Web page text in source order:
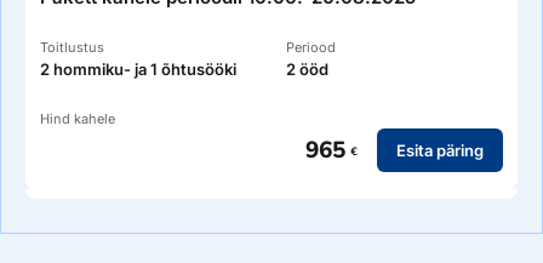
Toitlustus
2 hommiku- ja 1 õhtusööki
Periood
2 ööd
Hind kahele
965 € Esita päring